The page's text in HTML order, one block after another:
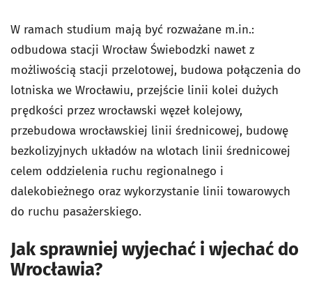
W ramach studium mają być rozważane m.in.:
odbudowa stacji Wrocław Świebodzki nawet z
możliwością stacji przelotowej, budowa połączenia do
lotniska we Wrocławiu, przejście linii kolei dużych
prędkości przez wrocławski węzeł kolejowy,
przebudowa wrocławskiej linii średnicowej, budowę
bezkolizyjnych układów na wlotach linii średnicowej
celem oddzielenia ruchu regionalnego i
dalekobieżnego oraz wykorzystanie linii towarowych
do ruchu pasażerskiego.
Jak sprawniej wyjechać i wjechać do
Wrocławia?